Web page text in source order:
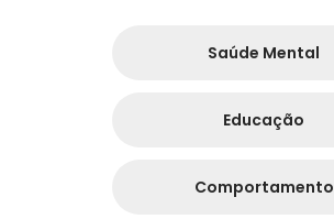
Saúde Mental
Educação
Comportamento